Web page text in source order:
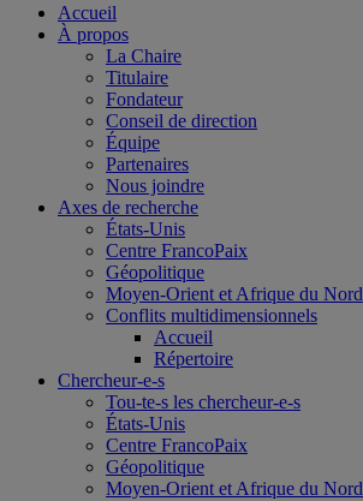
Accueil
À propos
La Chaire
Titulaire
Fondateur
Conseil de direction
Équipe
Partenaires
Nous joindre
Axes de recherche
États-Unis
Centre FrancoPaix
Géopolitique
Moyen-Orient et Afrique du Nord
Conflits multidimensionnels
Accueil
Répertoire
Chercheur-e-s
Tou-te-s les chercheur-e-s
États-Unis
Centre FrancoPaix
Géopolitique
Moyen-Orient et Afrique du Nord